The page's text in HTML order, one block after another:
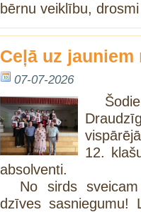
bērnu veiklību,
Ceļā uz jauniem
07-07-2026
12.
absolventi.
No sirds
dzīves sasniegumu!